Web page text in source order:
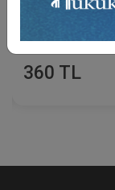
Sosyal
IV. Oturum
360 TL